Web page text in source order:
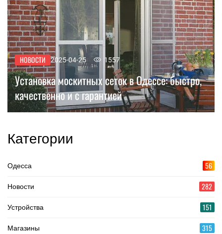
НОВОСТИ 2025-04-25 1557
Установка москитных сеток в Одессе: быстро,
качественно и с гарантией
Категории
Одесса 56
Новости 282
Устройства 151
Магазины 315